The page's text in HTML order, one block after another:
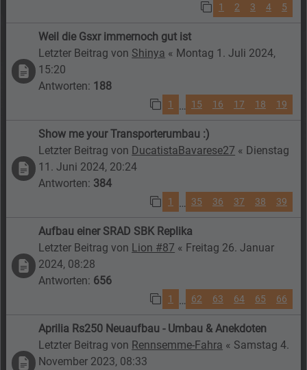
1 2 3 4 5
Weil die Gsxr immernoch gut ist
Letzter Beitrag von Shinya « Montag 1. Juli 2024,
15:20
Antworten: 188
1 … 15 16 17 18 19
Show me your Transporterumbau :)
Letzter Beitrag von DucatistaBavarese27 « Dienstag
11. Juni 2024, 20:24
Antworten: 384
1 … 35 36 37 38 39
Aufbau einer SRAD SBK Replika
Letzter Beitrag von Lion #87 « Freitag 26. Januar
2024, 08:28
Antworten: 656
1 … 62 63 64 65 66
Aprilia Rs250 Neuaufbau - Umbau & Anekdoten
Letzter Beitrag von Rennsemme-Fahra « Samstag 4.
November 2023, 08:33